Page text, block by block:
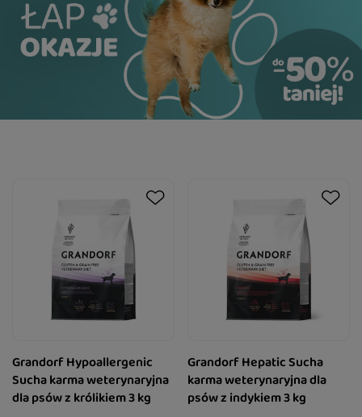
Grandorf Hypoallergenic
Sucha karma weterynaryjna
dla psów z królikiem 3 kg
Grandorf Hepatic Sucha
karma weterynaryjna dla
psów z indykiem 3 kg